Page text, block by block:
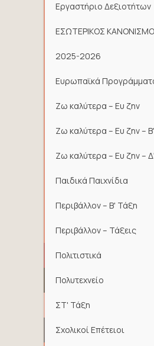
Εργαστήριο Δεξιοτήτων
ΕΣΩΤΕΡΙΚΟΣ
2025-2026
Ευρωπαϊκά
Ζω καλύτερα – Ευ ζην
Ζω καλύτερα – Ευ ζην –
Ζω καλύτερα – Ευ ζην –
Παιδικά Παιχνίδια
Περιβάλλον – Β' Τάξη
Περιβάλλον – Τάξεις
Πολιτιστικά
Πολυτεχνείο
ΣΤ' Τάξη
Σχολικοί Επέτειοι